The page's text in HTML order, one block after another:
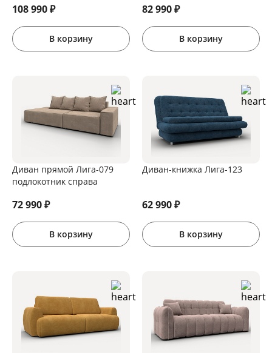
108 990₽
В корзину
82 990₽
В корзину
Диван прямой Лига-079
подлокотник справа
72 990₽
В корзину
Диван-книжка Лига-123
62 990₽
В корзину